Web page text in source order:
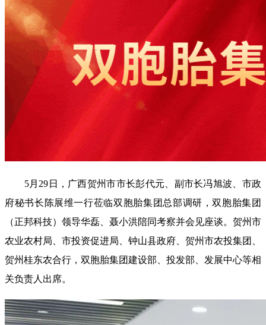
5月29日，广西贺州市市长彭代元、副市长冯旭波、市政
府秘书长陈展维一行莅临双胞胎集团总部调研，双胞胎集团
（正邦科技）领导华磊、聂小洪陪同考察并会见座谈。贺州市
农业农村局、市投资促进局、钟山县政府、贺州市农投集团、
贺州桂东农合行，双胞胎集团建设部、投发部、发展中心等相
关负责人出席。